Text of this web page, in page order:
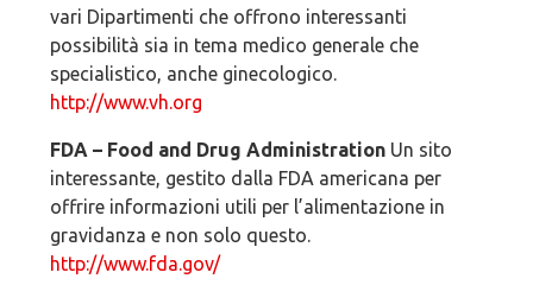
vari Dipartimenti che offrono interessanti
possibilità sia in tema medico generale che
specialistico, anche ginecologico.
http://www.vh.org
FDA – Food and Drug AdministrationUn sito
interessante, gestito dalla FDA americana per
offrire informazioni utili per l’alimentazione in
gravidanza e non solo questo.
http://www.fda.gov/